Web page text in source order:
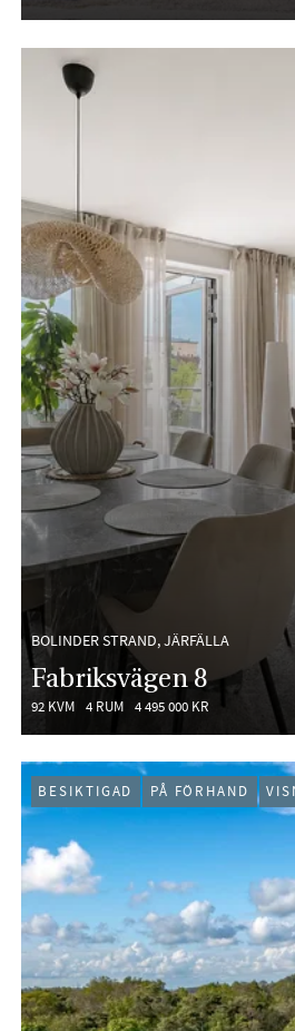
BOLINDER STRAND, JÄRFÄLLA
Fabriksvägen 8
92 KVM 4 RUM 4 495 000 KR
BESIKTIGAD PÅ FÖRHAND